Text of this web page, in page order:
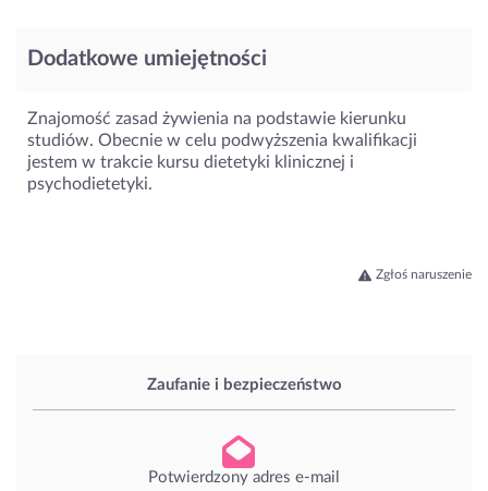
Zaufanie i bezpieczeństwo
Potwierdzony adres e-mail
Dodatkowe umiejętności
Znajomość zasad żywienia na podstawie kierunku
studiów. Obecnie w celu podwyższenia kwalifikacji
jestem w trakcie kursu dietetyki klinicznej i
psychodietetyki.
Zgłoś naruszenie